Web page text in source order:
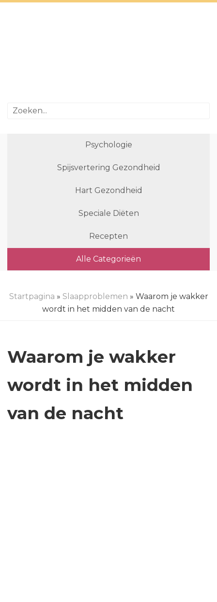
Psychologie
Spijsvertering Gezondheid
Hart Gezondheid
Speciale Diëten
Recepten
Alle Categorieën
Startpagina » Slaapproblemen » Waarom je wakker
wordt in het midden van de nacht
Waarom je wakker
wordt in het midden
van de nacht